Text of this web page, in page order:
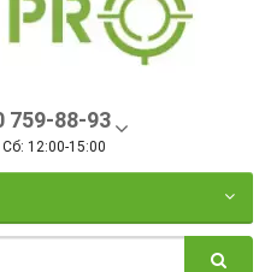
759-88-93
12:00-15:00